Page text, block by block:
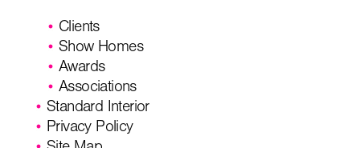
Clients
Show Homes
Awards
Associations
Standard Interior
Privacy Policy